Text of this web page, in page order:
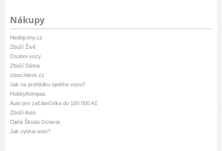
Nákupy
hledejceny.cz
Zboží Živě
Osobní vozy
Zboží Dáma
zbozi.blesk.cz
Jak na prohlídku ojetého vozu?
HobbyKompas
Auto pro začátečníka do 100 000 Kč
Zboží Auto
Ojetá Škoda Octavia
Jak vybrat auto?